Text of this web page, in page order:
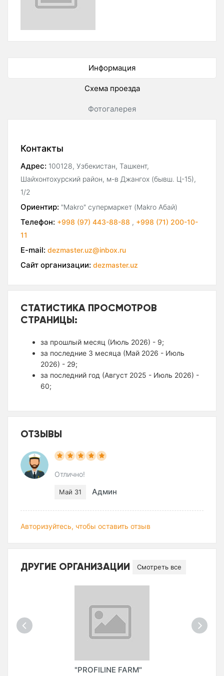
Информация
Схема проезда
Фотогалерея
Контакты
Адрес: 100128, Узбекистан, Ташкент,
Шайхонтохурский район, м-в Джангох (бывш. Ц-15),
1/2
Ориентир: "Makro" супермаркет (Makro Абай)
Телефон: +998 (97) 443-88-88 , +998 (71) 200-10-
11
E-mail: dezmaster.uz@inbox.ru
Сайт организации: dezmaster.uz
СТАТИСТИКА ПРОСМОТРОВ
СТРАНИЦЫ:
за прошлый месяц (Июль 2026) - 9;
за последние 3 месяца (Май 2026 - Июль
2026) - 29;
за последний год (Август 2025 - Июль 2026) -
60;
ОТЗЫВЫ
Отлично!
Май 31 Админ
Авторизуйтесь, чтобы оставить отзыв
ДРУГИЕ ОРГАНИЗАЦИИ Смотреть все
"PROFILINE FARM"